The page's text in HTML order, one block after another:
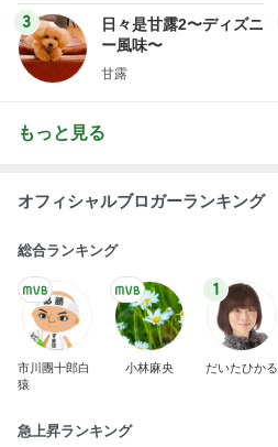
3
日々是甘露2〜ディズニ
ー風味〜
甘露
もっと見る
オフィシャルブロガーランキング
総合ランキング
市川團十郎白
猿
小林麻央
1
だいたひかる
急上昇ランキング